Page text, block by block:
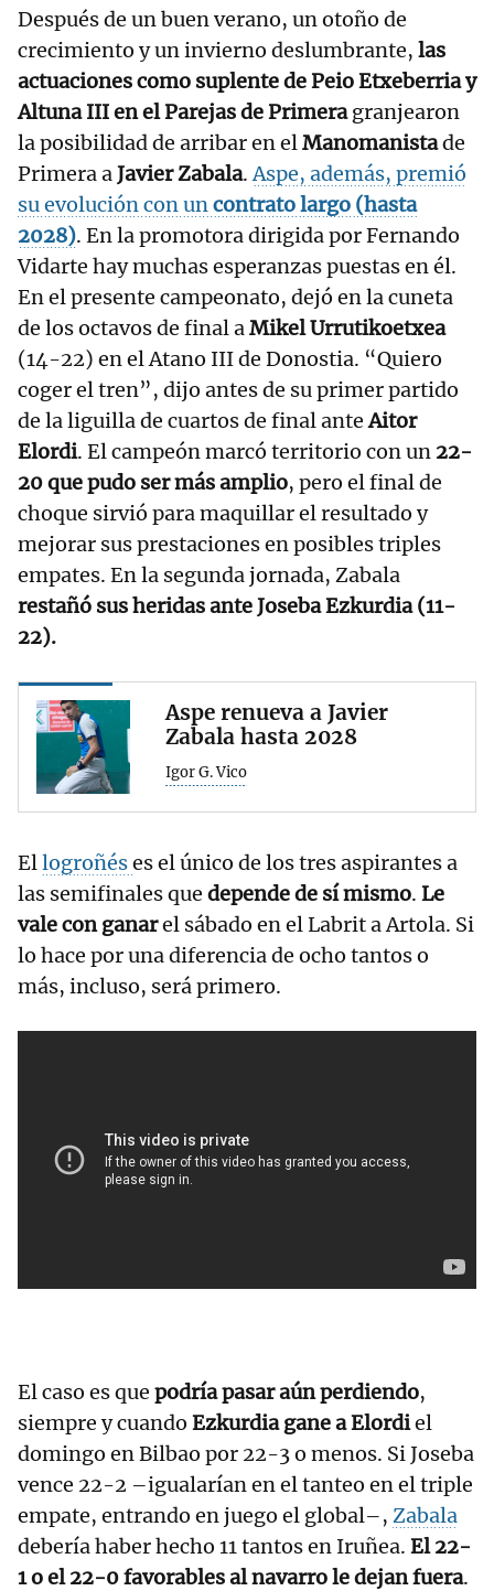
Después de un buen verano, un otoño de
crecimiento y un invierno deslumbrante, las
actuaciones como suplente de Peio Etxeberria y
Altuna III en el Parejas de Primeragranjearon
la posibilidad de arribar en elManomanistade
Primera aJavierZabala.Aspe, además, premió
su evolución con uncontrato largo (hasta
2028). En la promotora dirigida por Fernando
Vidarte hay muchas esperanzas puestas en él.
En el presente campeonato, dejó en la cuneta
de los octavos de final aMikel Urrutikoetxea
(14-22) en el Atano III de Donostia. “Quiero
coger el tren”, dijo antes de su primer partido
de la liguilla de cuartos de final anteAitor
Elordi. El campeón marcó territorio con un 22-
20 que pudo ser más amplio, pero el final de
choque sirvió para maquillar el resultado y
mejorar sus prestaciones en posibles triples
empates. En la segunda jornada, Zabala
restañó sus heridas ante Joseba Ezkurdia (11-
22).
Aspe renueva a Javier
Zabala hasta 2028
Igor G. Vico
Ellogroñéses el único de los tres aspirantes a
las semifinales que depende de sí mismo. Le
vale con ganarel sábado en el Labrit a Artola. Si
lo hace por una diferencia de ocho tantos o
más, incluso, será primero.
El caso es que podría pasar aún perdiendo,
siempre y cuando Ezkurdia gane a Elordiel
domingo en Bilbao por 22-3 o menos. Si Joseba
vence 22-2 –igualarían en el tanteo en el triple
empate, entrando en juego el global–, Zabala
debería haber hecho 11 tantos en Iruñea. El 22-
1 o el 22-0 favorables al navarro le dejan fuera.